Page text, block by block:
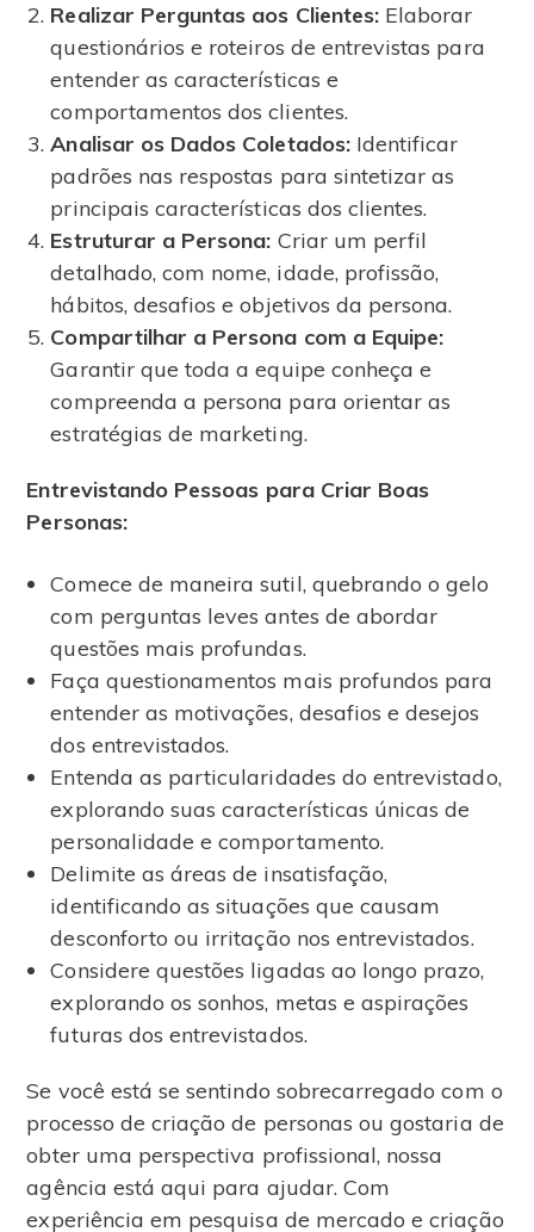
Realizar Perguntas aos Clientes: Elaborar
questionários e roteiros de entrevistas para
entender as características e
comportamentos dos clientes.
Analisar os Dados Coletados:Identificar
padrões nas respostas para sintetizar as
principais características dos clientes.
Estruturar a Persona: Criar um perfil
detalhado, com nome, idade, profissão,
hábitos, desafios e objetivos da persona.
Compartilhar a Persona com a Equipe:
Garantir que toda a equipe conheça e
compreenda a persona para orientar as
estratégias de marketing.
Entrevistando Pessoas para Criar Boas
Personas:
Comece de maneira sutil, quebrando o gelo
com perguntas leves antes de abordar
questões mais profundas.
Faça questionamentos mais profundos para
entender as motivações, desafios e desejos
dos entrevistados.
Entenda as particularidades do entrevistado,
explorando suas características únicas de
personalidade e comportamento.
Delimite as áreas de insatisfação,
identificando as situações que causam
desconforto ou irritação nos entrevistados.
Considere questões ligadas ao longo prazo,
explorando os sonhos, metas e aspirações
futuras dos entrevistados.
Se você está se sentindo sobrecarregado com o
processo de criação de personas ou gostaria de
obter uma perspectiva profissional, nossa
agência está aqui para ajudar. Com
experiência em pesquisa de mercado e criação